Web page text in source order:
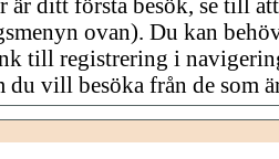
ovan). Du kan
till registrering i
du vill besöka från de som